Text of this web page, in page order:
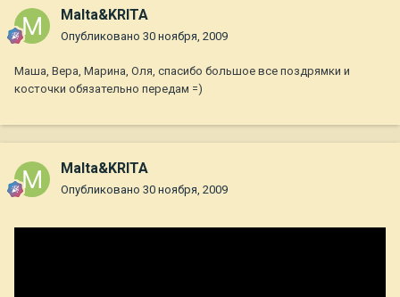
Malta&KRITA
Опубликовано 30 ноября, 2009
Маша, Вера, Марина, Оля, спасибо большое все поздрямки и
косточки обязательно передам =)
Malta&KRITA
Опубликовано 30 ноября, 2009